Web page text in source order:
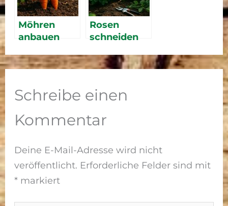
Vergleich
Möhren
anbauen
einfache
reiche Ernte
Rosen
schneiden
2026 – Der
und die
Technik
Schreibe einen
Kommentar
Deine E-Mail-Adresse wird nicht
veröffentlicht. Erforderliche Felder sind mit
* markiert